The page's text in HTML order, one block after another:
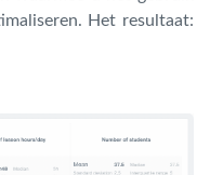
Het resultaat: